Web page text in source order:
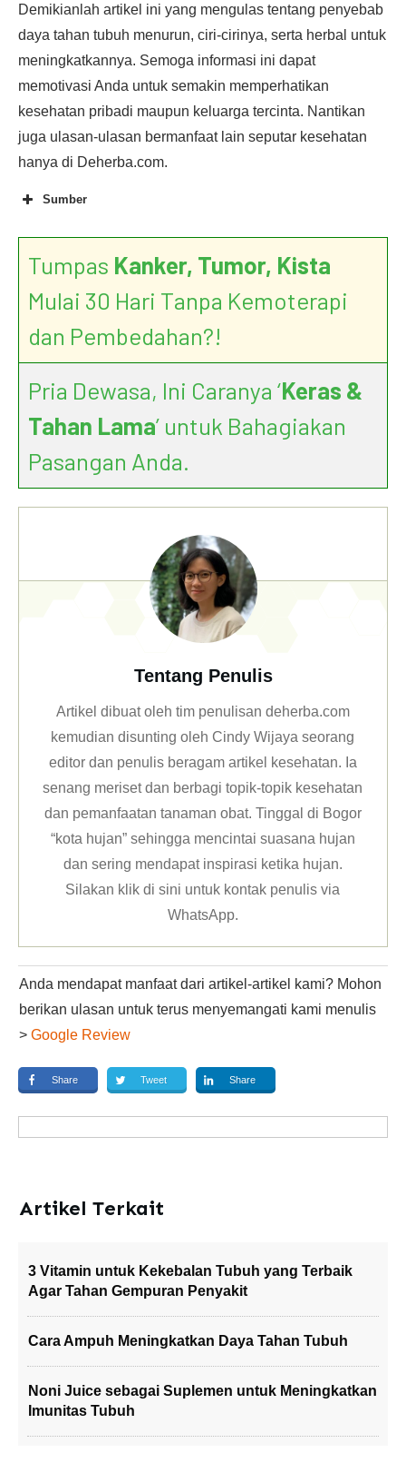
Demikianlah artikel ini yang mengulas tentang penyebab
daya tahan tubuh menurun, ciri-cirinya, serta herbal untuk
meningkatkannya. Semoga informasi ini dapat
memotivasi Anda untuk semakin memperhatikan
kesehatan pribadi maupun keluarga tercinta. Nantikan
juga ulasan-ulasan bermanfaat lain seputar kesehatan
hanya di Deherba.com.
Sumber
9 Surprising Ways You’re Weakening
Tumpas Kanker, Tumor, Kista
Mulai 30 Hari Tanpa Kemoterapi
dan Pembedahan?!
Pria Dewasa, Ini Caranya ‘Keras &
Tahan Lama’ untuk Bahagiakan
Pasangan Anda.
Tentang Penulis
Artikel dibuat oleh tim penulisan deherba.com
kemudian disunting oleh Cindy Wijaya seorang
editor dan penulis beragam artikel kesehatan. Ia
senang meriset dan berbagi topik-topik kesehatan
dan pemanfaatan tanaman obat. Tinggal di Bogor
“kota hujan” sehingga mencintai suasana hujan
dan sering mendapat inspirasi ketika hujan.
Silakan klikdi sini untuk kontak penulis via
WhatsApp.
Anda mendapat manfaat dari artikel-artikel kami? Mohon
berikan ulasan untuk terus menyemangati kami menulis
> Google Review
Share Tweet Share
Artikel Terkait
3 Vitamin untuk Kekebalan Tubuh yang Terbaik
Agar Tahan Gempuran Penyakit
Cara Ampuh Meningkatkan Daya Tahan Tubuh
Noni Juice sebagai Suplemen untuk Meningkatkan
Imunitas Tubuh